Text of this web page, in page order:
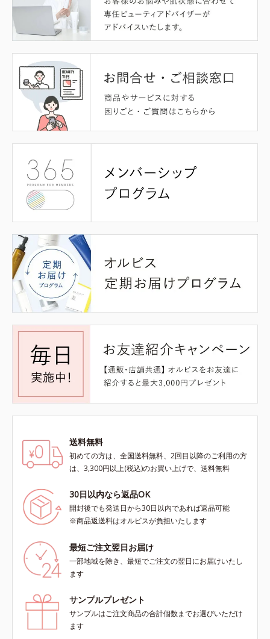
送料無料
初めての方は、全国送料無料、2回目以降のご利用の方
は、3,300円以上(税込)のお買い上げで、送料無料
30日以内なら返品OK
開封後でも発送日から30日以内であれば返品可能
※商品返送料はオルビスが負担いたします
最短ご注文翌日お届け
一部地域を除き、最短でご注文の翌日にお届けいたし
ます
サンプルプレゼント
サンプルはご注文商品の合計個数までお選びいただけ
ます